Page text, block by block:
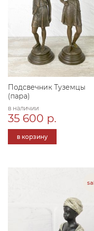
Подсвечник Туземцы
(пара)
в наличии
35 600 р.
в корзину